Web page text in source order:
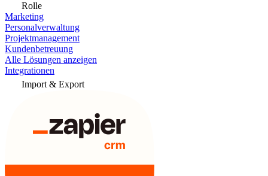
Rolle
Marketing
Personalverwaltung
Projektmanagement
Kundenbetreuung
Alle Lösungen anzeigen
Integrationen
Import & Export